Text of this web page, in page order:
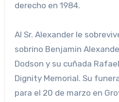
derecho en 1984.
Al Sr. Alexander le
sobrino Benjamin
Dodson y su cuñada
Dignity Memorial. Su
para el 20 de marzo en